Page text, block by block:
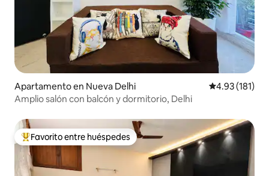
Apartamento en Nueva Delhi Calificación
4.93 (181)
Amplio salón con balcón y dormitorio, Delhi
Favorito entre huéspedes preferido
Favorito entre huéspedes